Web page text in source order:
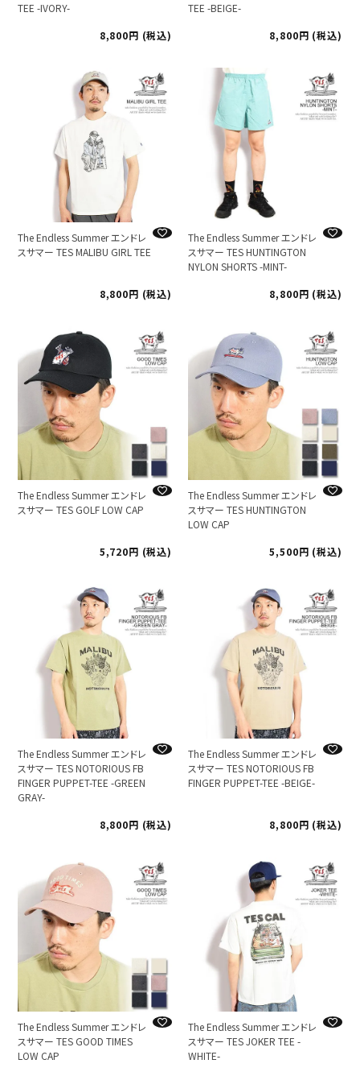
TEE -IVORY-
8,800
税込
TEE -BEIGE-
8,800
税込
The Endless Summer エンドレ
スサマー TES MALIBU GIRL TEE
8,800 税込
The Endless Summer エンドレ
スサマー TES HUNTINGTON
NYLON SHORTS -MINT-
8,800
税込
The Endless Summer エンドレ
スサマー TES GOLF LOW CAP
5,720 税込
The Endless Summer エンドレ
スサマー TES HUNTINGTON
LOW CAP
5,500
税込
The Endless Summer エンドレ
スサマー TES NOTORIOUS FB
FINGER PUPPET-TEE -GREEN
GRAY-
8,800
税込
The Endless Summer エンドレ
スサマー TES NOTORIOUS FB
FINGER PUPPET-TEE -BEIGE-
8,800 税込
The Endless Summer エンドレ
スサマー TES GOOD TIMES
LOW CAP
The Endless Summer エンドレ
スサマー TES JOKER TEE -
WHITE-